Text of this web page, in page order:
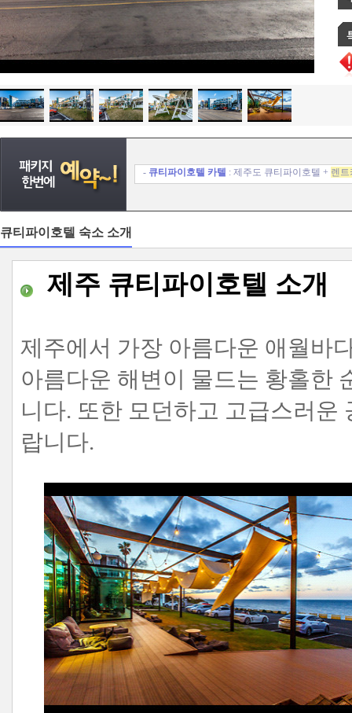
- 큐티파이호텔 카텔 : 제주도 큐티파이호텔 + 렌트
큐티파이호텔 숙소 소개
제주 큐티파이호텔 소개
제주에서 가장 아름다운 애월바
아름다운 해변이 물드는 황홀한
니다. 또한 모던하고 고급스러
랍니다.